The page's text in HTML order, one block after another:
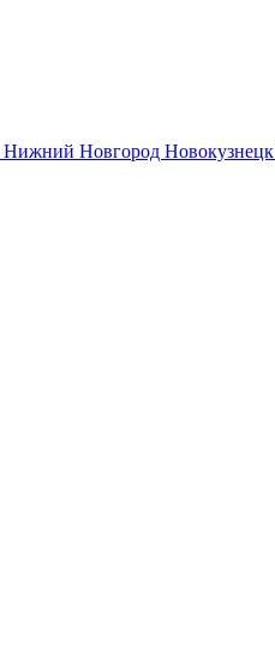
Нижний Новгород Новокузнецк